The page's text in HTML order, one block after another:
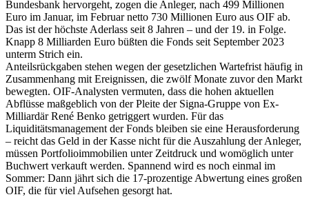
Bundesbank hervorgeht, zogen die Anleger, nach 499 Millionen
Euro im Januar, im Februar netto 730 Millionen Euro aus OIF ab.
Das ist der höchste Aderlass seit 8 Jahren – und der 19. in Folge.
Knapp 8 Milliarden Euro büßten die Fonds seit September 2023
unterm Strich ein.
Anteilsrückgaben stehen wegen der gesetzlichen Wartefrist häufig in
Zusammenhang mit Ereignissen, die zwölf Monate zuvor den Markt
bewegten. OIF-Analysten vermuten, dass die hohen aktuellen
Abflüsse maßgeblich von der Pleite der Signa-Gruppe von Ex-
Milliardär René Benko getriggert wurden. Für das
Liquiditätsmanagement der Fonds bleiben sie eine Herausforderung
– reicht das Geld in der Kasse nicht für die Auszahlung der Anleger,
müssen Portfolioimmobilien unter Zeitdruck und womöglich unter
Buchwert verkauft werden. Spannend wird es noch einmal im
Sommer: Dann jährt sich die 17-prozentige Abwertung eines großen
OIF, die für viel Aufsehen gesorgt hat.